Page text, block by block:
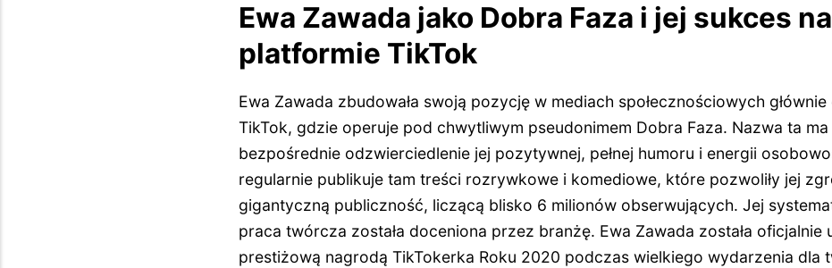
Ewa Zawada jako Dobra Faza i jej sukces na
platformie TikTok
Ewa Zawada zbudowała swoją pozycję w mediach społecznościowych
TikTok, gdzie operuje pod chwytliwym pseudonimem Dobra Faza. Nazwa ta
bezpośrednie odzwierciedlenie jej pozytywnej, pełnej humoru i energii
regularnie publikuje tam treści rozrywkowe i komediowe, które pozwoliły jej
gigantyczną publiczność, liczącą blisko 6 milionów obserwujących. Jej
praca twórcza została doceniona przez branżę. Ewa Zawada została oficjalnie
prestiżową nagrodą TikTokerka Roku 2020 podczas wielkiego wydarzenia dla